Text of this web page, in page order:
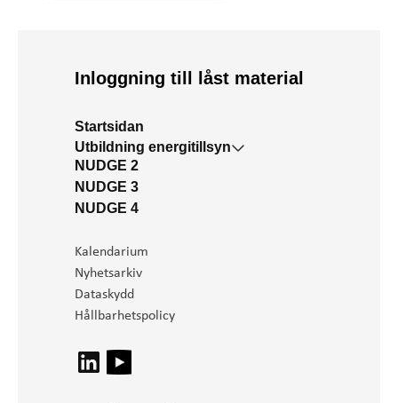
Inloggning till låst material
Startsidan
Utbildning energitillsyn
NUDGE 2
NUDGE 3
NUDGE 4
Kalendarium
Nyhetsarkiv
Dataskydd
Hållbarhetspolicy